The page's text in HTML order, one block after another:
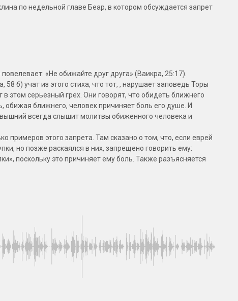
по недельной главе Беар, в котором обсуждается запрет
«Не обижайте друг друга» (Ваикра, 25:17).
б) учат из этого стиха, что тот, , нарушает заповедь Торы
этом серьезный грех. Они говорят, что обидеть ближнего
обижая ближнего, человек причиняет боль его душе. И
всегда слышит молитвы обиженного человека и
примеров этого запрета. Там сказано о том, что, если еврей
но позже раскаялся в них, запрещено говорить ему:
поскольку это причиняет ему боль. Также разъясняется
пишет Талмуд: запрещено спрашивать у продавца цену
и видит ее в другом магазине, нужно остерегаться, чтобы
цене он ее продает. Поским пишут, что разрешается
какая-то вероятность, что он ее купит, либо он желает найти
магазинов. Также говорят поским: если человек сообщает
вещь, а просто выясняет цену, нет запрета это делать.